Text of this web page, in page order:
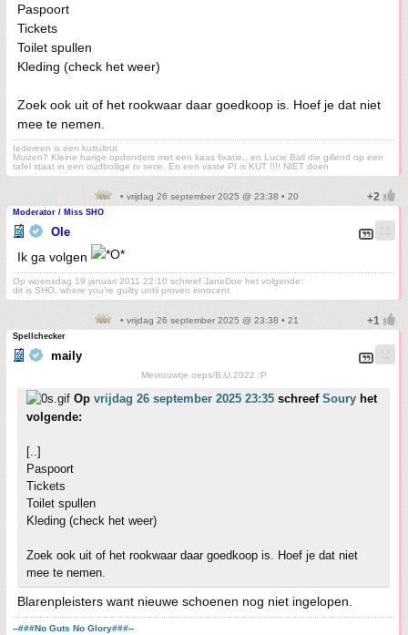
Paspoort
Tickets
Toilet spullen
Kleding (check het weer)
Zoek ook uit of het rookwaar daar goedkoop is. Hoef je dat niet
mee te nemen.
Iedereen is een kutlultrut
Muizen? Kleine harige opdonders met een kaas fixatie., en Lucie Ball die gillend op een
tafel staat in een oudbollige tv serie. En een vaste PI is KUT !!!! NIET doen
• vrijdag 26 september 2025 @ 23:38 • 20
Moderator / Miss SHO
Ole
Ik ga volgen
Op woensdag 19 januari 2011 22:10 schreef JaneDoe het volgende:
dit is SHO, where you're guilty until proven innocent
• vrijdag 26 september 2025 @ 23:38 • 21
Spellchecker
maily
Mevrouwtje oeps/B.U.2022 :P
Op vrijdag 26 september 2025 23:35 schreef Soury het
volgende:
[..]
Paspoort
Tickets
Toilet spullen
Kleding (check het weer)
Zoek ook uit of het rookwaar daar goedkoop is. Hoef je dat niet
mee te nemen.
Blarenpleisters want nieuwe schoenen nog niet ingelopen.
--###No Guts No Glory###--